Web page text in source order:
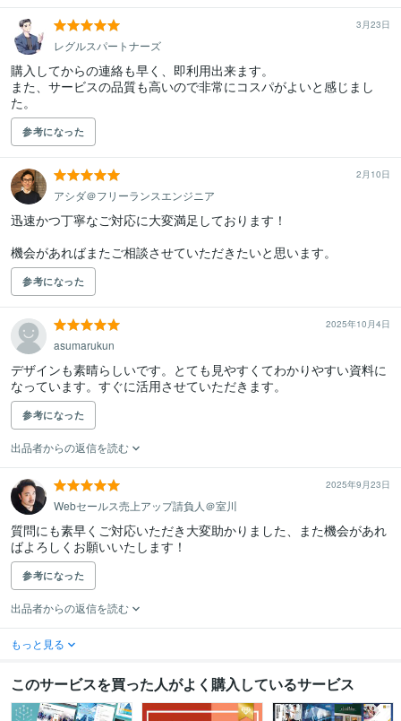
3月23日
レグルスパートナーズ
購入してからの連絡も早く、即利用出来ます。
また、サービスの品質も高いので非常にコスパがよいと感じまし
た。
参考になった
2月10日
アシダ＠フリーランスエンジニア
迅速かつ丁寧なご対応に大変満足しております！
機会があればまたご相談させていただきたいと思います。
参考になった
2025年10月4日
asumarukun
デザインも素晴らしいです。とても見やすくてわかりやすい資料に
なっています。すぐに活用させていただきます。
参考になった
出品者からの返信を読む
2025年9月23日
Webセールス売上アップ請負人＠室川
質問にも素早くご対応いただき大変助かりました、また機会があれ
ばよろしくお願いいたします！
参考になった
出品者からの返信を読む
もっと見る
このサービスを買った人がよく購入しているサービス